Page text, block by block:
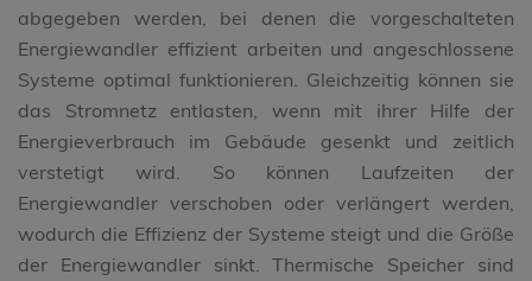
abgegeben werden, bei denen die vorgeschalteten
Energiewandler effizient arbeiten und angeschlossene
Systeme optimal funktionieren. Gleichzeitig können sie
das Stromnetz entlasten, wenn mit ihrer Hilfe der
Energieverbrauch im Gebäude gesenkt und zeitlich
verstetigt wird. So können Laufzeiten der
Energiewandler verschoben oder verlängert werden,
wodurch die Effizienz der Systeme steigt und die Größe
der Energiewandler sinkt. Thermische Speicher sind